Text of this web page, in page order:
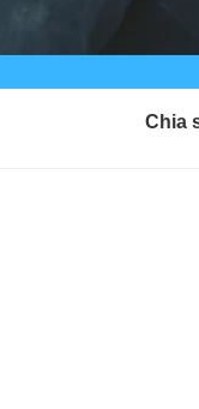
Chia